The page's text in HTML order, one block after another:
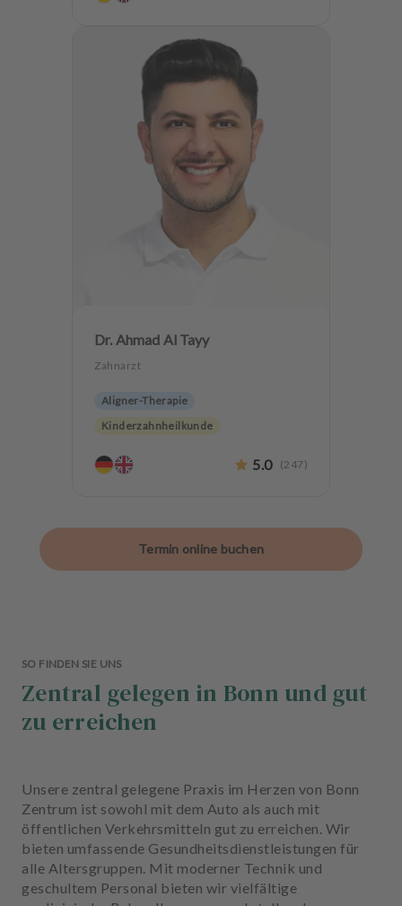
Alterszahnheilkunde
Dr. Ahmad Al Tayy
Zahnarzt
Aligner-Therapie
Kinderzahnheilkunde
Ästhetische Zahnheilkunde
Alterszahnheilkunde
Zahnerhaltung
Angstpatienten
5.0 (247 )
Termin online buchen
SO FINDEN SIE UNS
Zentral gelegen in Bonn und gut
zu erreichen
Unsere zentral gelegene Praxis im Herzen von Bonn
Zentrum ist sowohl mit dem Auto als auch mit
öffentlichen Verkehrsmitteln gut zu erreichen. Wir
bieten umfassende Gesundheitsdienstleistungen für
alle Altersgruppen. Mit moderner Technik und
geschultem Personal bieten wir vielfältige